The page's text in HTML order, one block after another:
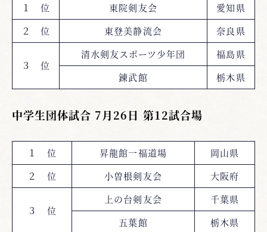
１ 位 東院剣友会
愛知県
２ 位
東登美静流会 奈良県
３ 位
清水剣友スポーツ少年団
福島県
錬武館
栃木県
中学生団体試合 7月26日 第12試合場
１ 位 昇龍館一福道場
岡山県
２ 位
小曽根剣友会 大阪府
３ 位
上の台剣友会
千葉県
五葉館
栃木県